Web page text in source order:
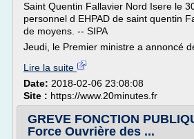
Saint Quentin Fallavier Nord Isere le
personnel d EHPAD de saint quentin
de moyens. -- SIPA
Jeudi, le Premier ministre a annoncé
Lire la suite
Date: 2018-02-06 23:08:08
Site : https://www.20minutes.fr
GREVE FONCTION
Force Ouvrière des ...